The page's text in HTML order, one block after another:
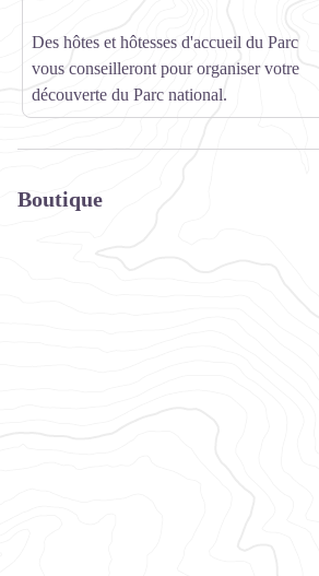
Des hôtes et hôtesses d'accueil du Parc
vous conseilleront pour organiser votre
découverte du Parc national.
Boutique